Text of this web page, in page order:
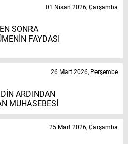
SONRA
FAYDASI
01 Nisan 2026, Çarşamba
ARDINDAN
MUHASEBESİ
26 Mart 2026, Perşembe
25 Mart 2026, Çarşamba